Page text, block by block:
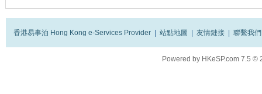
香港易事泊 Hong Kong e-Services Provider 站點地圖 友情鏈接 聯繫我們
Powered by HKeSP.com 7.5 ©